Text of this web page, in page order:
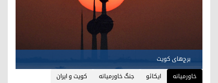
برج‌های کویت
خاورمیانه
ایکائو جنگ خاورمیانە کویت و ایران